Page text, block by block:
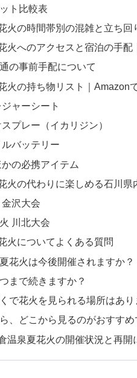
ト比較表
火の時間帯別の混雑と立ち回
火へのアクセスと宿泊の手配
の事前手配について
火の持ち物リスト｜Amazon
ャーシート
プレー（イカリジン）
バッテリー
の必携アイテム
火の代わりに楽しめる石川県
沢大会
川北大会
火についてよくある質問
花火は今後開催されますか？
まで続きますか？
で花火を見られる場所はあり
、どこから見るのがおすすめ
温泉夏花火の開催状況と再開